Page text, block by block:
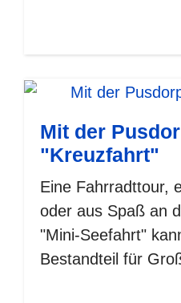
Mit der
"Kreuzfahrt"
Eine Fahrradttour,
oder aus Spaß an
"Mini-Seefahrt"
Bestandteil für